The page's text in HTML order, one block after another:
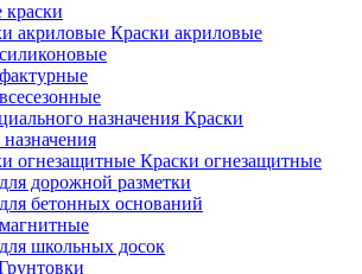
Краски акриловые
Краски
Краски огнезащитные
дорожной разметки
бетонных оснований
школьных досок